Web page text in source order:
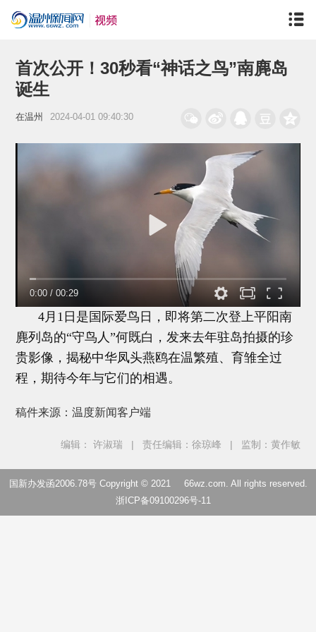
首次公开！30秒看“神话之鸟”南麂岛
诞生
在温州 2024-04-01 09:40:30
0:00 /00:29
4月1日是国际爱鸟日，即将第二次登上平阳南
麂列岛的“守鸟人”何既白，发来去年驻岛拍摄的珍
贵影像，揭秘中华凤头燕鸥在温繁殖、育雏全过
程，期待今年与它们的相遇。
稿件来源：温度新闻客户端
编辑： 许淑瑞 责任编辑：徐琼峰 监制：黄作敏
国新办发函2006.78号 Copyright © 2021 66wz.com. All rights reserved.
浙ICP备09100296号-11